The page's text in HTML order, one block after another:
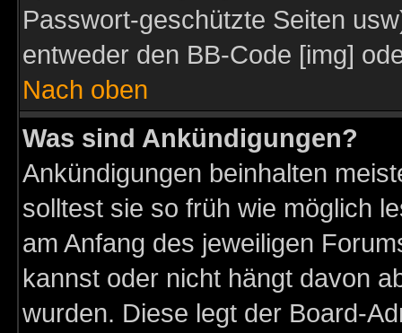
Passwort-geschützte Seiten
entweder den BB-Code [img]
Nach oben
Was sind Ankündigungen?
Ankündigungen beinhalten
solltest sie so früh wie möglich
am Anfang des jeweiligen
kannst oder nicht hängt davon
wurden. Diese legt der Board-